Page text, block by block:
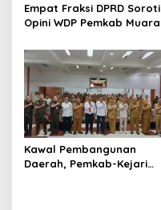
Empat Fraksi DPRD Soroti
Opini WDP Pemkab Muara
Kelola Keuangan
Kawal Pembangunan
Daerah, Pemkab-Kejari